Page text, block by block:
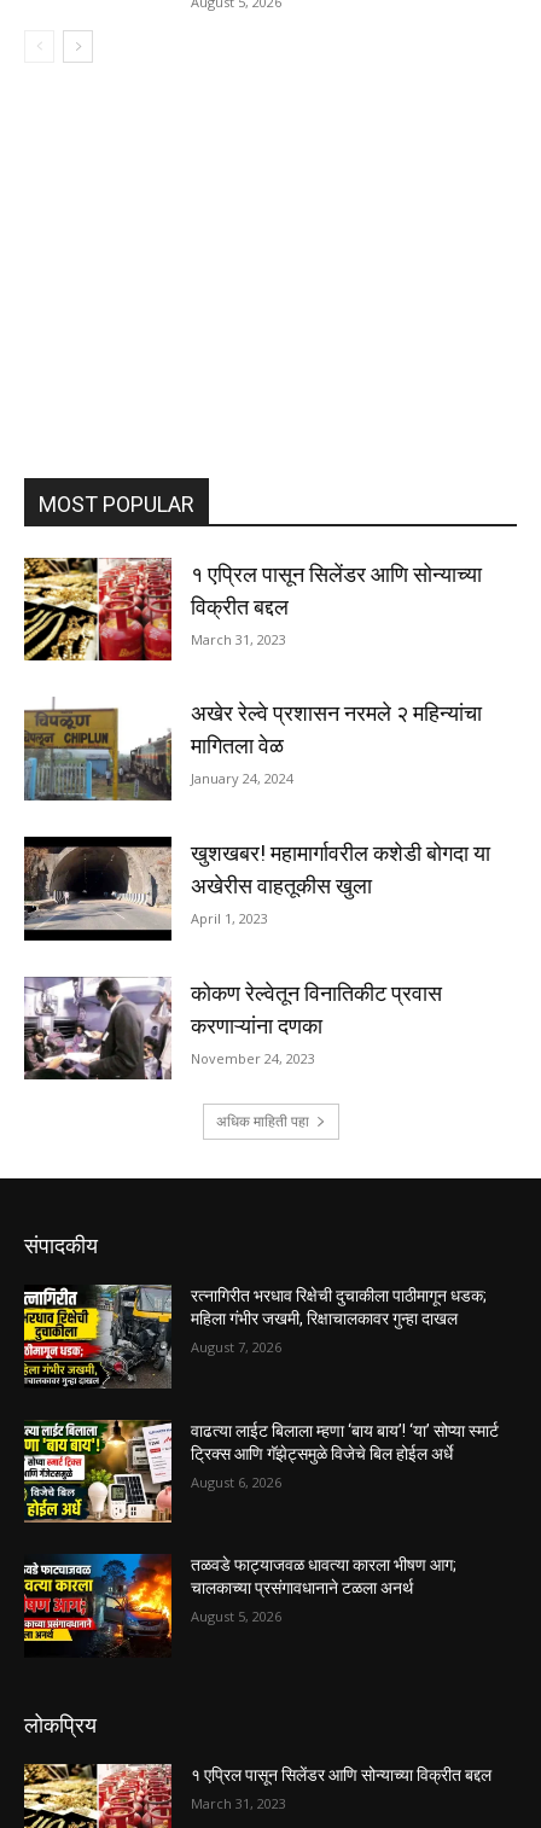
संपादकीय
रत्नागिरीत भरधाव रिक्षेची दुचाकीला पाठीमागून धडक;
महिला गंभीर जखमी, रिक्षाचालकावर गुन्हा दाखल
August 7, 2026
वाढत्या लाईट बिलाला म्हणा ‘बाय बाय’! ‘या’ सोप्या स्मार्ट
ट्रिक्स आणि गॅझेट्समुळे विजेचे बिल होईल अर्धे
August 6, 2026
तळवडे फाट्याजवळ धावत्या कारला भीषण आग;
चालकाच्या प्रसंगावधानाने टळला अनर्थ
August 5, 2026
लोकप्रिय
१ एप्रिल पासून सिलेंडर आणि सोन्याच्या विक्रीत बद्दल
March 31, 2023